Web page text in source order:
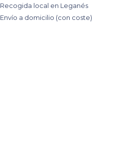
Recogida local en Leganés
Envío a domicilio (con coste)